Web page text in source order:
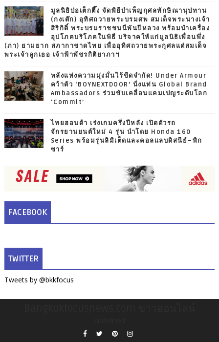
มูลนิธิป่อเต็กตึ๊ง จัดพิธีบำเพ็ญกุศลทักษิณานุปทาน
(กงเต๊ก) อุทิศถวายพระบรมศพ สมเด็จพระนางเจ้า
สิริกิติ์ พระบรมราชชนนีพันปีหลวง พร้อมนำเครื่อง
อุปโภคบริโภคในพิธี บริจาคให้แก่มูลนิธิเพื่อนพึ่ง
(ภา) ยามยาก สภากาชาดไทย เพื่ออุทิศถวายพระกุศลแด่สมเด็จ
พระเจ้าลูกเธอ เจ้าฟ้าพัชรกิติยาภาฯ
พลังแห่งความมุ่งมั่นไร้ขีดจำกัด! Under Armour
คว้าตัว ‘BOYNEXTDOOR’ นั่งแท่น Global Brand
Ambassadors ร่วมขับเคลื่อนแคมเปญระดับโลก
‘Commit’
ไทยฮอนด้า เร่งเกมครึ่งปีหลัง เปิดตัวรถ
จักรยานยนต์ใหม่ 4 รุ่น นำโดย Honda 160
Series พร้อมรุ่นลิมิเต็ดและคอลแลบดิสนีย์–พิก
ซาร์
FACEBOOK
TWITTER
Tweets by @bkkfocus